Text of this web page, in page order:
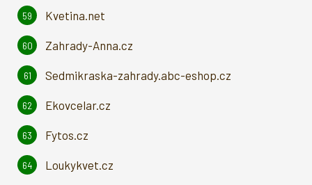
Kvetina.net
Zahrady-Anna.cz
Sedmikraska-zahrady.abc-eshop.cz
Ekovcelar.cz
Fytos.cz
Loukykvet.cz